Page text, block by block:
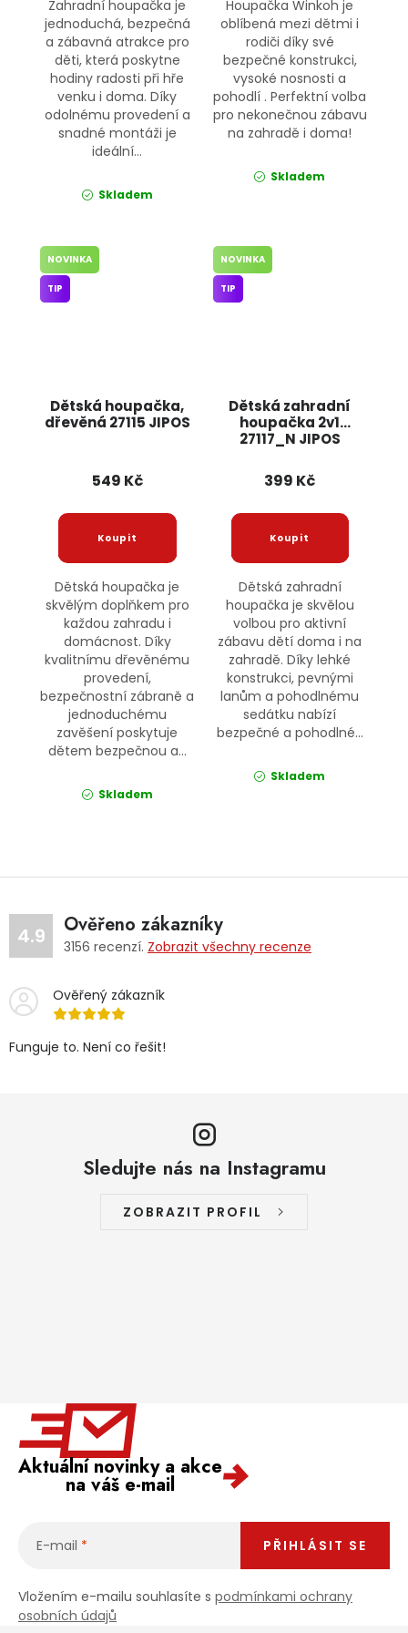
Zahradní houpačka je
jednoduchá, bezpečná
a zábavná atrakce pro
děti, která poskytne
hodiny radosti při hře
venku i doma. Díky
odolnému provedení a
snadné montáži je
ideální...
Skladem
Houpačka Winkoh je
oblíbená mezi dětmi i
rodiči díky své
bezpečné konstrukci,
vysoké nosnosti a
pohodlí . Perfektní volba
pro nekonečnou zábavu
na zahradě i doma!
Skladem
Dětská houpačka,
dřevěná 27115 JIPOS
NOVINKA
TIP
549 Kč
Dětská houpačka je
skvělým doplňkem pro
každou zahradu i
domácnost. Díky
kvalitnímu dřevěnému
provedení,
bezpečnostní zábraně a
jednoduchému
zavěšení poskytuje
dětem bezpečnou a...
Skladem
Dětská zahradní
houpačka 2v1
27117_N JIPOS
NOVINKA
TIP
399 Kč
Dětská zahradní
houpačka je skvělou
volbou pro aktivní
zábavu dětí doma i na
zahradě. Díky lehké
konstrukci, pevnými
lanům a pohodlnému
sedátku nabízí
bezpečné a pohodlné...
Skladem
4.9 Ověřeno zákazníky
3156 recenzí. Zobrazit všechny recenze
Ověřený zákazník
Funguje to. Není co řešit!
Sledujte nás na Instagramu
ZOBRAZIT PROFIL
Aktuální novinky a akce
na váš e-mail
E-mail
Vložením e-mailu souhlasíte s podmínkami ochrany
osobních údajů
PŘIHLÁSIT SE